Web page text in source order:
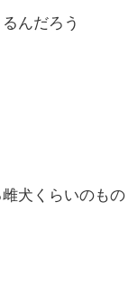
んだろう
犬くらいのもの